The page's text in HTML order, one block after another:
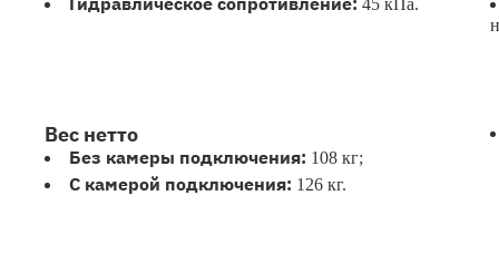
Вес нетто
Без камеры подключения: 108 кг;
С камерой подключения: 126 кг.